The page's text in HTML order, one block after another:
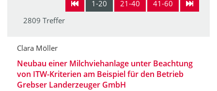
1-20 21-40
41-60
2809 Treffer
Clara Möller
Neubau einer Milchviehanlage unter Beachtung
von ITW-Kriterien am Beispiel für den Betrieb
Grebser Landerzeuger GmbH